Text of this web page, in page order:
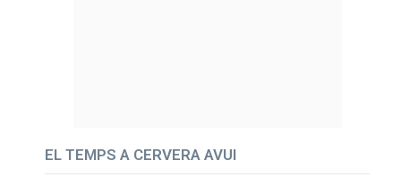
EL TEMPS A CERVERA AVUI